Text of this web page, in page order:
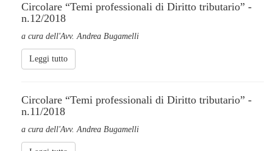
Circolare “Temi professionali di Diritto tributario” -
n.12/2018
a cura dell'Avv. Andrea Bugamelli
Leggi tutto
Circolare “Temi professionali di Diritto tributario” -
n.11/2018
a cura dell'Avv. Andrea Bugamelli